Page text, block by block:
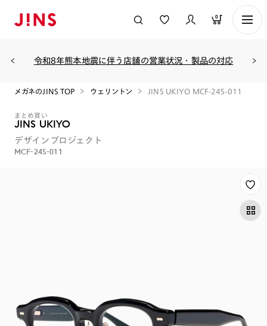
0
令和8年熊本地震に伴う店舗の営業状況・製品の対応
メガネのJINS TOP ウェリントン JINS UKIYO MCF-24S-011
まとめ買い
JINS UKIYO
デザインプロジェクト
MCF-24S-011